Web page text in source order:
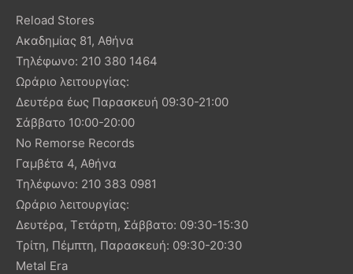
Reload Stores
Ακαδημίας 81, Αθήνα
Τηλέφωνο: 210 380 1464
Ωράριο λειτουργίας:
Δευτέρα έως Παρασκευή 09:30-21:00
Σάββατο 10:00-20:00
No Remorse Records
Γαμβέτα 4, Αθήνα
Τηλέφωνο: 210 383 0981
Ωράριο λειτουργίας:
Δευτέρα, Τετάρτη, Σάββατο: 09:30-15:30
Τρίτη, Πέμπτη, Παρασκευή: 09:30-20:30
Metal Era